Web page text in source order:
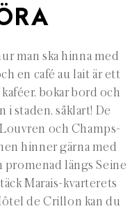
man ska hinna med
en café au lait är ett
bokar bord och
staden, såklart! De
och Champs-
hinner gärna med
promenad längs Seine
Marais-kvarterets
de Crillon kan du